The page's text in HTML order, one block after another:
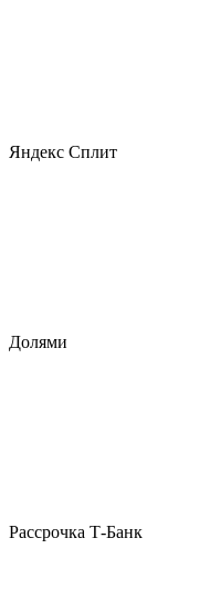
Яндекс Сплит
Долями
Рассрочка Т-Банк